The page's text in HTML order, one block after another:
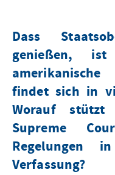
Dass
genießen,
findet sich in
Worauf
Supreme
Regelungen
Verfassung?